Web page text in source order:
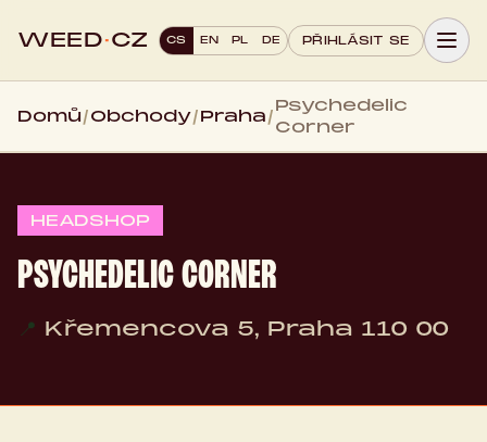
WEED·CZ CS EN PL DE PŘIHLÁSIT SE
Domů/Obchody/Praha/
Psychedelic
Corner
HEADSHOP
PSYCHEDELIC CORNER
📍 Křemencova 5, Praha 110 00